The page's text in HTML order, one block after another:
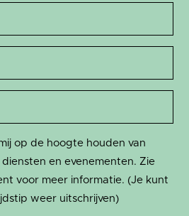
op de hoogte houden van
en evenementen. Zie
voor meer informatie. (Je kunt
weer uitschrijven)